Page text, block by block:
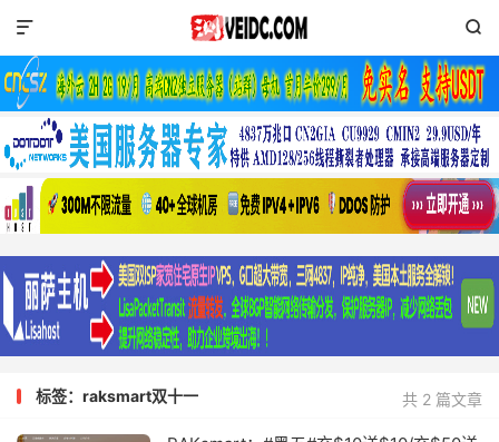


共 2 篇文章
标签：raksmart双十一